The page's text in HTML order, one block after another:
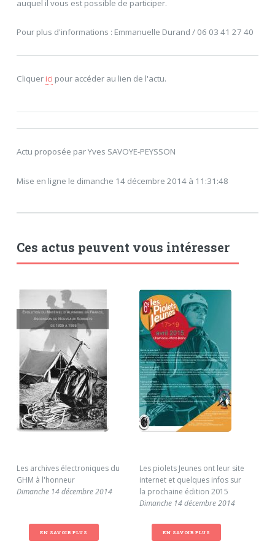
auquel il vous est possible de participer.
Pour plus d'informations : Emmanuelle Durand / 06 03 41 27 40
Cliquerici pour accéder au lien de l'actu.
Actu proposée par Yves SAVOYE-PEYSSON
Mise en ligne le dimanche 14 décembre 2014 à 11:31:48
Ces actus peuvent vous intéresser
Les archives électroniques du
GHM à l'honneur
Dimanche 14 décembre 2014
EN SAVOIR PLUS
Les piolets Jeunes ont leur site
internet et quelques infos sur
la prochaine édition 2015
Dimanche 14 décembre 2014
EN SAVOIR PLUS